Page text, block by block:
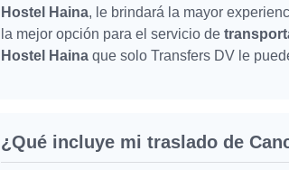
Hostel Haina, le brindará la mayor
la mejor opción para el servicio de
Hostel Haina que solo Transfers DV le
¿Qué incluye mi traslado de